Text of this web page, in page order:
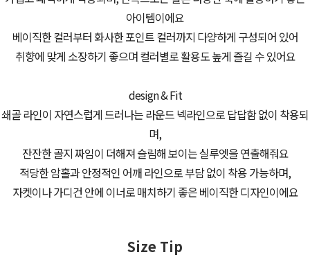
아이템이에요
베이직한 컬러부터 화사한 포인트 컬러까지 다양하게 구성되어 있어
취향에 맞게 소장하기 좋으며 컬러별로 활용도 높게 즐길 수 있어요
design & Fit
쇄골 라인이 자연스럽게 드러나는 라운드 넥라인으로 답답함 없이 착용되
며,
잔잔한 골지 짜임이 더해져 슬림해 보이는 실루엣을 연출해줘요
적당한 암홀과 안정적인 어깨 라인으로 부담 없이 착용 가능하며,
자켓이나 가디건 안에 이너로 매치하기 좋은 베이직한 디자인이에요
Size Tip